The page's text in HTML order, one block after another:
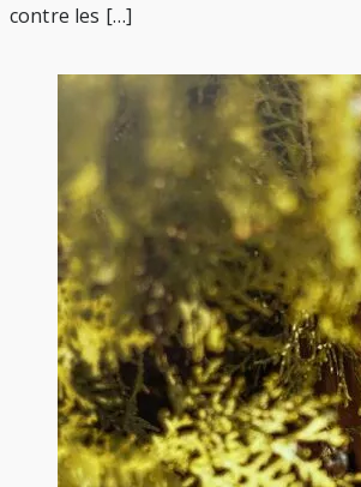
contre les […]